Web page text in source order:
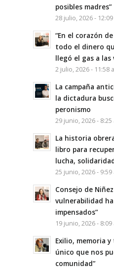
posibles madres”
28 julio, 2026 -
“En el corazón
todo el dinero
llegó el gas a las
2 julio, 2026 - 11:58
La campaña
la dictadura
peronismo
29 junio, 2026 - 8:25
La historia
libro para
lucha,
25 junio, 2026 - 9:59
Consejo de
vulnerabilidad
impensados”
19 junio, 2026 - 8:09
Exilio, memoria
único que nos
comunidad”